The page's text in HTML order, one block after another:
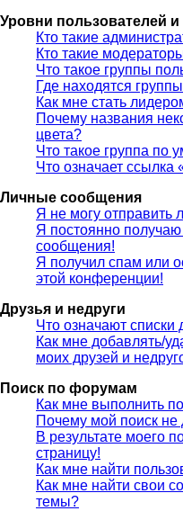
Уровни пользователей
Кто такие
Кто такие
Что такое группы
Где находятся
Как мне стать
Почему названия
цвета?
Что такое группа по
Что означает
Личные сообщения
Я не могу отправить
Я постоянно
сообщения!
Я получил спам или
этой конференции!
Друзья и недруги
Что означают списки
Как мне добавлять/
моих друзей и
Поиск по форумам
Как мне выполнить
Почему мой поиск не
В результате моего
страницу!
Как мне найти
Как мне найти свои
темы?